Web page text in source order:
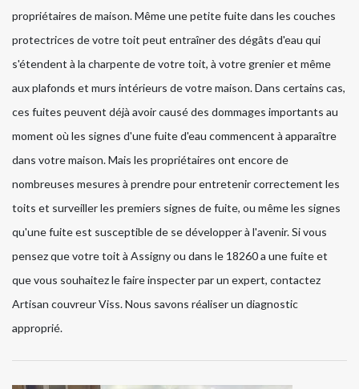
propriétaires de maison. Même une petite fuite dans les couches
protectrices de votre toit peut entraîner des dégâts d'eau qui
s'étendent à la charpente de votre toit, à votre grenier et même
aux plafonds et murs intérieurs de votre maison. Dans certains cas,
ces fuites peuvent déjà avoir causé des dommages importants au
moment où les signes d'une fuite d'eau commencent à apparaître
dans votre maison. Mais les propriétaires ont encore de
nombreuses mesures à prendre pour entretenir correctement les
toits et surveiller les premiers signes de fuite, ou même les signes
qu'une fuite est susceptible de se développer à l'avenir. Si vous
pensez que votre toit à Assigny ou dans le 18260 a une fuite et
que vous souhaitez le faire inspecter par un expert, contactez
Artisan couvreur Viss. Nous savons réaliser un diagnostic
approprié.